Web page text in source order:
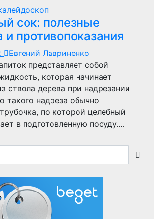
сок: полезные
и противопоказания
Евгений Лавриненко
представляет собой
которая начинает
ствола дерева при надрезании
такого надреза обычно
по которой целебный
в подготовленную посуду.…